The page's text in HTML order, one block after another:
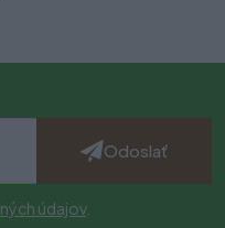
Odoslať
údajov.